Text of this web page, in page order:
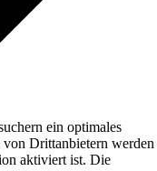
ein optimales
Drittanbietern werden
aktiviert ist. Die